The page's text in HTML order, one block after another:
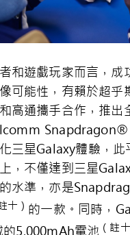
和遊戲玩家而言，成
可能性，有賴於超乎
高通攜手合作，推出
Snapdragon®
三星Galaxy體驗，此
，不僅達到三星
水準，亦是
十） 的一款。同時，
5,000mAh電池 （註